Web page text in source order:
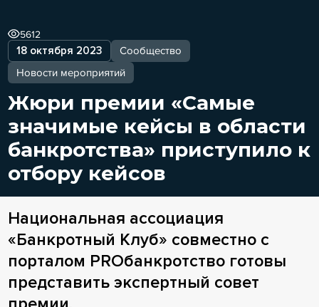
18 октября 2023
Сообщество
Новости мероприятий
5612
Жюри премии «Самые
значимые кейсы в области
банкротства» приступило к
отбору кейсов
Национальная ассоциация
«Банкротный Клуб» совместно с
порталом PROбанкротство готовы
представить экспертный совет